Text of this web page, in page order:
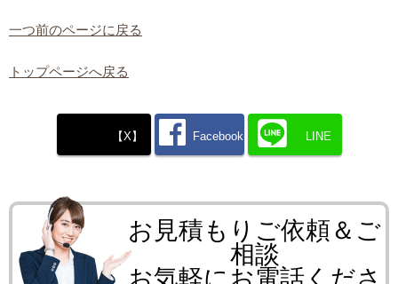
一つ前のページに戻る
トップページへ戻る
【X】 Facebook LINE
お見積もりご依頼＆ご
相談
お気軽にお電話くださ